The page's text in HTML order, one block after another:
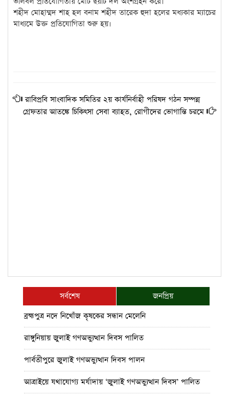
শহীদ মোহাম্মদ শাহ হল বনাম শহীদ তারেক হুদা হলের মধ্যকার ম্যাচের
মাধ্যমে উক্ত প্রতিযোগিতা শুরু হয়।
রাবিপ্রবি সাংবাদিক সমিতির ২য় কার্যনির্বাহী পরিষদ গঠন সম্পন্ন
গ্রেফতার আতঙ্কে চিকিৎসা সেবা ব্যাহত, রোগীদের ভোগান্তি চরমে
সর্বশেষ
জনপ্রিয়
ব্রহ্মপুত্র নদে নিখোঁজ কৃষকের সন্ধান মেলেনি
রাঙ্গুনিয়ায় জুলাই গণঅভ্যুত্থান দিবস পালিত
পার্বতীপুরে জুলাই গণঅভ্যুত্থান দিবস পালন
আত্রাইয়ে যথাযোগ্য মর্যাদায় ‘জুলাই গণঅভ্যুত্থান দিবস’ পালিত